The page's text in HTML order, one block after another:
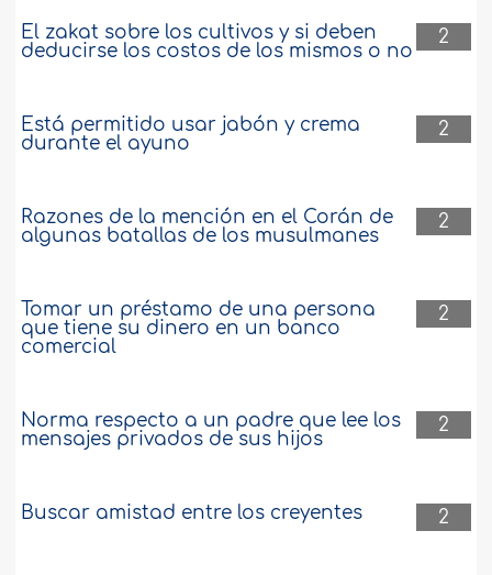
2
El zakat sobre los cultivos y si deben
deducirse los costos de los mismos o no
2
Está permitido usar jabón y crema
durante el ayuno
2
Razones de la mención en el Corán de
algunas batallas de los musulmanes
2
Tomar un préstamo de una persona
que tiene su dinero en un banco
comercial
2
Norma respecto a un padre que lee los
mensajes privados de sus hijos
2
Buscar amistad entre los creyentes